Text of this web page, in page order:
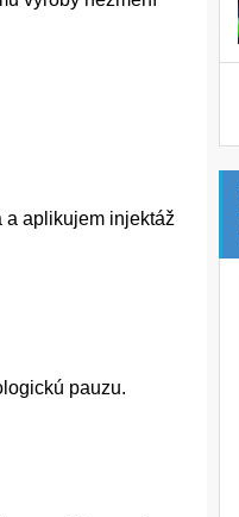
a aplikujem injektáž
pauzu.